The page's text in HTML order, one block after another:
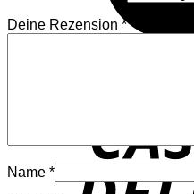
Deine Rezension *
Name *